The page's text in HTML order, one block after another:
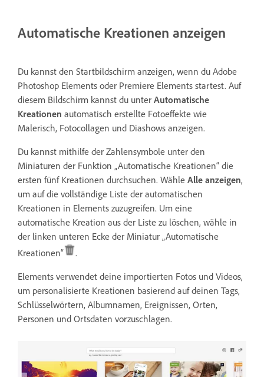
Automatische Kreationen anzeigen
Du kannst den Startbildschirm anzeigen, wenn du Adobe
Photoshop Elements oder Premiere Elements startest. Auf
diesem Bildschirm kannst du unter Automatische
Kreationen automatisch erstellte Fotoeffekte wie
Malerisch, Fotocollagen und Diashows anzeigen.
Du kannst mithilfe der Zahlensymbole unter den
Miniaturen der Funktion „Automatische Kreationen“ die
ersten fünf Kreationen durchsuchen. Wähle Alle anzeigen,
um auf die vollständige Liste der automatischen
Kreationen in Elements zuzugreifen. Um eine
automatische Kreation aus der Liste zu löschen, wähle in
der linken unteren Ecke der Miniatur „Automatische
Kreationen“
.
Elements verwendet deine importierten Fotos und Videos,
um personalisierte Kreationen basierend auf deinen Tags,
Schlüsselwörtern, Albumnamen, Ereignissen, Orten,
Personen und Ortsdaten vorzuschlagen.